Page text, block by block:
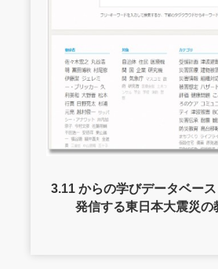
3.11 からの学びデータベー
発信する東日本大震災の